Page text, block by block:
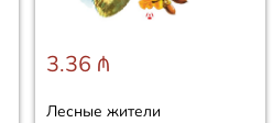
3.36 ₼
Лесные жители